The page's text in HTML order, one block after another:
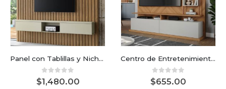
Panel con Tablillas y Nicho Smart Ripado en Louro/ Luna
0 out of 5
$1,480.00
Centro de Entretenimiento Ipanema en Nature/ Off White
0 out of 5
$655.00